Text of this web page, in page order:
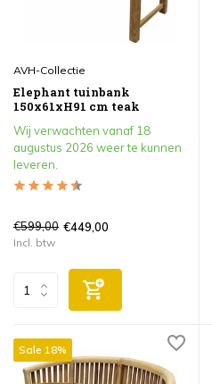
AVH-Collectie
Elephant tuinbank
150x61xH91 cm teak
Wij verwachten vanaf 18
augustus 2026 weer te kunnen
leveren.
€599,00 €449,00
Incl. btw
Sale 18%